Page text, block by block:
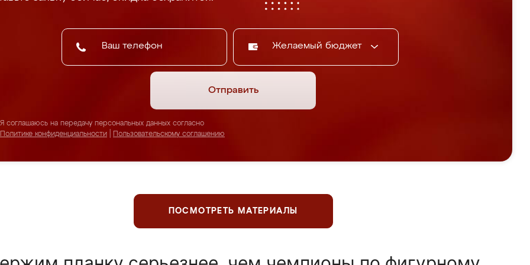
Желаемый бюджет
Отправить
Я соглашаюсь на передачу персональных данных согласно
Политике конфиденциальности
Пользовательскому соглашению
ПОСМОТРЕТЬ МАТЕРИАЛЫ